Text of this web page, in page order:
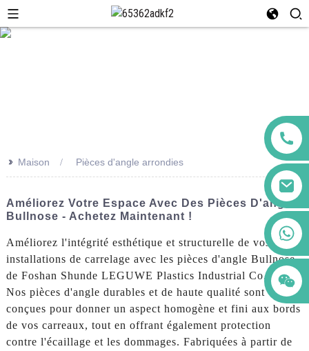
>> Maison Pièces d'angle arrondies
Améliorez Votre Espace Avec Des Pièces D'angle
Bullnose - Achetez Maintenant !
Améliorez l'intégrité esthétique et structurelle de vos
installations de carrelage avec les pièces d'angle Bullnose
de Foshan Shunde LEGUWE Plastics Industrial Co., Ltd.
Nos pièces d'angle durables et de haute qualité sont
conçues pour donner un aspect homogène et fini aux bords
de vos carreaux, tout en offrant également protection
contre l'écaillage et les dommages. Fabriquées à partir de